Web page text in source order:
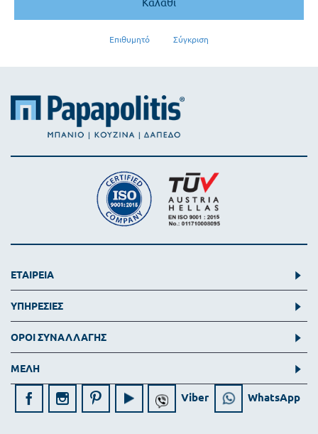
Επιθυμητό Σύγκριση
ΕΤΑΙΡΕΙΑ
ΥΠΗΡΕΣΙΕΣ
ΟΡΟΙ ΣΥΝΑΛΛΑΓΗΣ
ΜΕΛΗ
Viber WhatsApp